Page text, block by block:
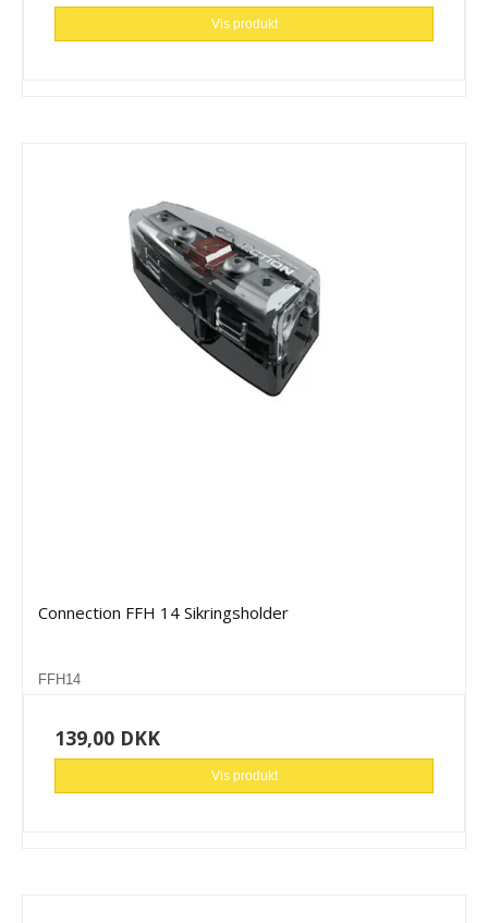
Vis produkt
Connection FFH 14 Sikringsholder
FFH14
139,00 DKK
Vis produkt